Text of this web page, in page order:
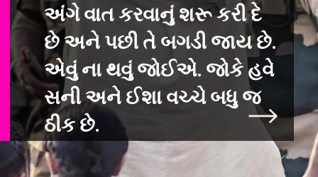
અંગે વાત કરવાનું શરૂકરી દે
છે અને પછી તે બગડી જાય છે.
એવું ના થવું જોઈએ. જોકે હવે
સની અને ઈશા વચ્ચે બધુ જ